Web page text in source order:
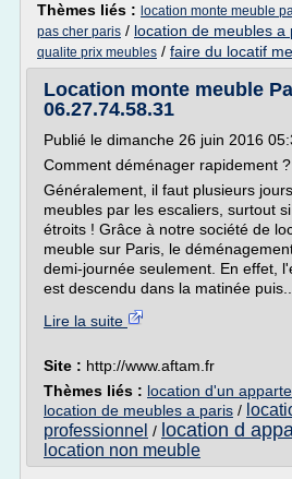
Thèmes liés : location monte meuble
pas cher paris / location de meubles a
qualite prix meubles / faire du locatif
Location monte meuble
06.27.74.58.31
Publié le dimanche 26 juin 2016
Comment déménager rapidement ?
Généralement, il faut plusieurs
meubles par les escaliers, surtout
étroits ! Grâce à notre société de
meuble sur Paris, le
demi-journée seulement. En effet,
est descendu dans la matinée puis...
Lire la suite
Site : http://www.aftam.fr
Thèmes liés : location d'un
location de meubles a paris /
professionnel / location d
location non meuble